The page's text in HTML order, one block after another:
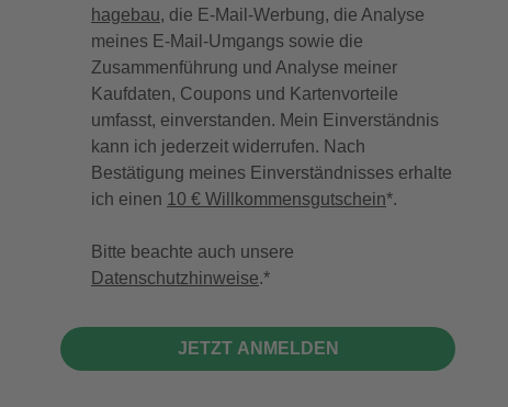
hagebau, die E-Mail-Werbung, die Analyse
meines E-Mail-Umgangs sowie die
Zusammenführung und Analyse meiner
Kaufdaten, Coupons und Kartenvorteile
umfasst, einverstanden. Mein Einverständnis
kann ich jederzeit widerrufen. Nach
Bestätigung meines Einverständnisses erhalte
ich einen 10 € Willkommensgutschein*.
Bitte beachte auch unsere
Datenschutzhinweise.
JETZT ANMELDEN